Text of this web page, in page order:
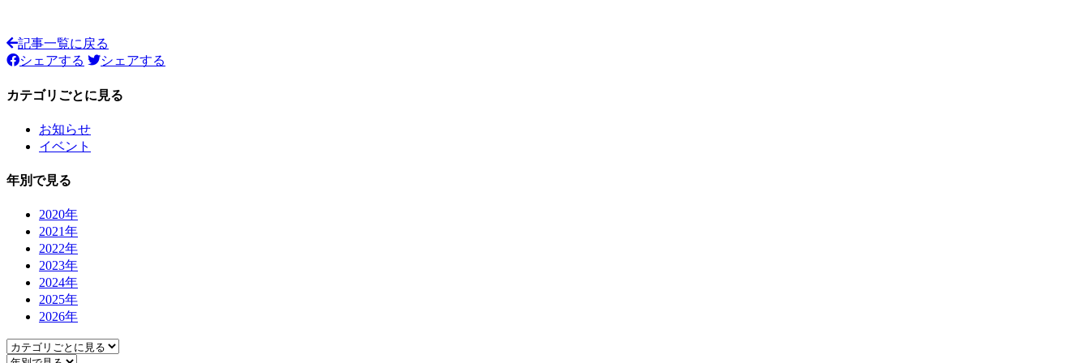
記事一覧に戻る
シェアする
シェアする
カテゴリごとに見る
お知らせ
イベント
年別で見る
2020年
2021年
2022年
2023年
2024年
2025年
2026年